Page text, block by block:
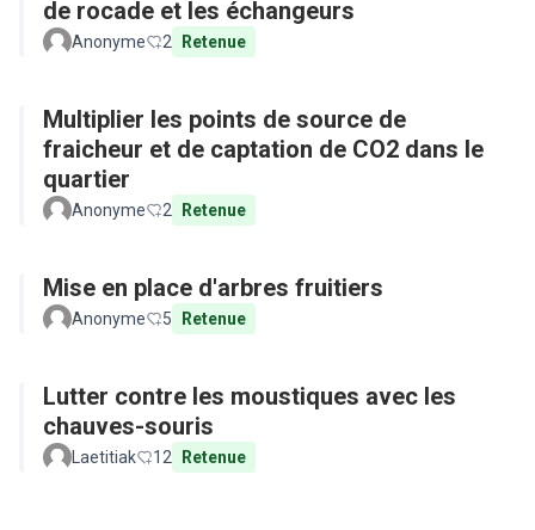
de rocade et les échangeurs
Anonyme 2 Retenue
Multiplier les points de source de
fraicheur et de captation de CO2 dans le
quartier
Anonyme 2 Retenue
Mise en place d'arbres fruitiers
Anonyme 5 Retenue
Lutter contre les moustiques avec les
chauves-souris
Laetitiak 12 Retenue